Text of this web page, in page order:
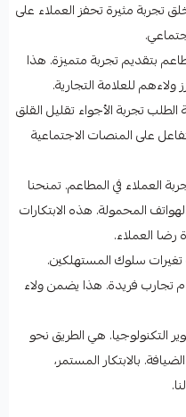
تجربة مثيرة تحفز العملاء على
بتقديم تجربة متميزة. هذا
للعلامة التجارية.
الطلب تجربة الأجواء تقليل القلق
على المنصات الاجتماعية
العملاء في المطاعم. تمنحنا
المحمولة. هذه الابتكارات
العملاء.
تغيرات سلوك المستهلكين.
تجارب فريدة. هذا يضمن ولاء
التكنولوجيا. هي الطريق نحو
بالابتكار المستمر،